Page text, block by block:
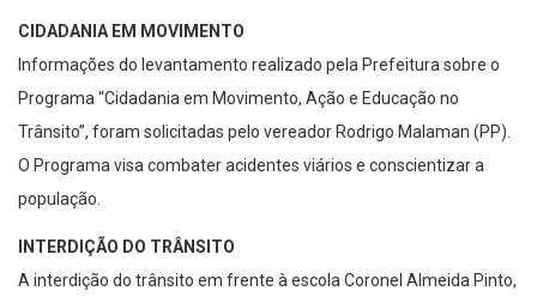
CIDADANIA EM MOVIMENTO
Informações do levantamento realizado pela Prefeitura sobre o
Programa “Cidadania em Movimento, Ação e Educação no
Trânsito”, foram solicitadas pelo vereador Rodrigo Malaman (PP).
O Programa visa combater acidentes viários e conscientizar a
população.
INTERDIÇÃO DO TRÂNSITO
A interdição do trânsito em frente à escola Coronel Almeida Pinto,